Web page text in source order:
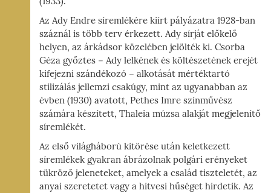
Az Ady Endre síremlékére kiírt pályázatra 1928-ban
száznál is több terv érkezett. Ady sírját előkelő
helyen, az árkádsor közelében jelölték ki. Csorba
Géza győztes − Ady lelkének és költészetének erejét
kifejezni szándékozó − alkotását mértéktartó
stilizálás jellemzi csakúgy, mint az ugyanabban az
évben (1930) avatott, Pethes Imre színművész
számára készített, Thaleia múzsa alakját megjelenítő
síremlékét.
Az első világháború kitörése után keletkezett
síremlékek gyakran ábrázolnak polgári erényeket
tükröző jeleneteket, amelyek a család tiszteletét, az
anyai szeretetet vagy a hitvesi hűséget hirdetik. Az